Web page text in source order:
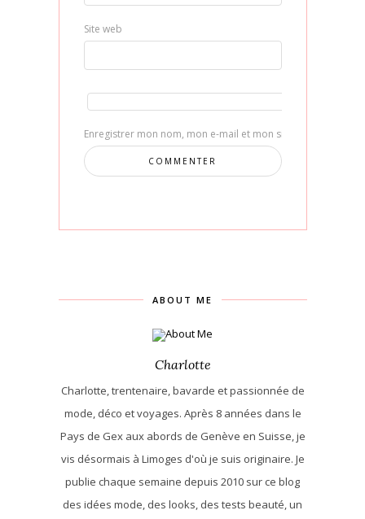
Site web
Enregistrer mon nom, mon e-mail et mon site dans le
ABOUT ME
Charlotte
Charlotte, trentenaire, bavarde et passionnée de
mode, déco et voyages. Après 8 années dans le
Pays de Gex aux abords de Genève en Suisse, je
vis désormais à Limoges d'où je suis originaire. Je
publie chaque semaine depuis 2010 sur ce blog
des idées mode, des looks, des tests beauté, un